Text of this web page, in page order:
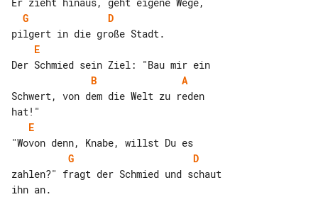
G
D
E
B
A
Schwert, von dem die Welt zu reden
E
G
D
zahlen?" fragt der Schmied und schaut